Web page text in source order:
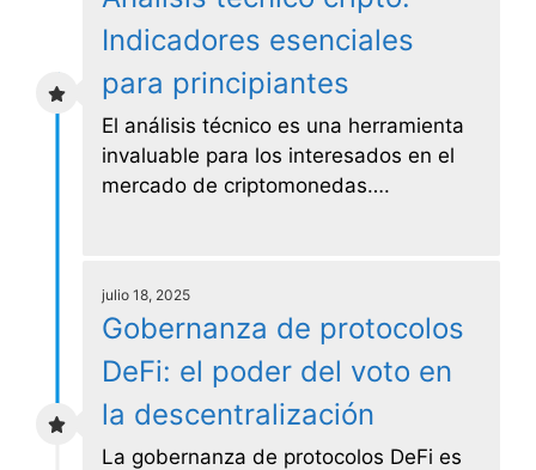
Indicadores esenciales
para principiantes
El análisis técnico es una herramienta
invaluable para los interesados en el
mercado de criptomonedas….
julio 18, 2025
Gobernanza de protocolos
DeFi: el poder del voto en
la descentralización
La gobernanza de protocolos DeFi es